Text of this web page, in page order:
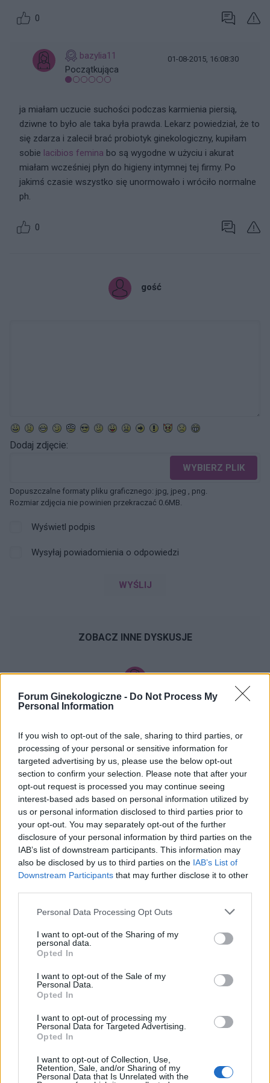
Forum Ginekologiczne - Do Not Process My
Personal Information
If you wish to opt-out of the sale, sharing to third parties, or
processing of your personal or sensitive information for
targeted advertising by us, please use the below opt-out
section to confirm your selection. Please note that after your
opt-out request is processed you may continue seeing
interest-based ads based on personal information utilized by
us or personal information disclosed to third parties prior to
your opt-out. You may separately opt-out of the further
disclosure of your personal information by third parties on the
IAB’s list of downstream participants. This information may
also be disclosed by us to third parties on the IAB’s List of
Downstream Participants that may further disclose it to other
Personal Data Processing Opt Outs
I want to opt-out of the Sharing of my
personal data.
Opted In
I want to opt-out of the Sale of my
Personal Data.
Opted In
I want to opt-out of processing my
Personal Data for Targeted Advertising.
Opted In
I want to opt-out of Collection, Use,
Retention, Sale, and/or Sharing of my
Personal Data that Is Unrelated with the
0
bazylia11
Początkująca
01-08-2015, 16:08:30
ja miałam uczucie suchości podczas karmienia piersią,
dziwne to było ale taka była prawda. Lekarz powiedział, że to
się zdarza i zalecił brać probiotyk ginekologiczny, kupiłam
sobie lacibios femina bo są wygodne w użyciu i akurat
miałam wcześniej płyn do higieny intymnej tej firmy. Po
jakimś czasie wszystko się unormowało i wróciło normalne
ph.
0
gość
Dodaj zdjęcie:
WYBIERZ PLIK
Dopuszczalne formaty pliku graficznego: jpg, jpeg , png.
Rozmiar zdjęcia nie powinien przekraczać 0.6MB.
Wyświetl podpis
Wysyłaj powiadomienia o odpowiedzi
WYŚLIJ
ZOBACZ INNE DYSKUSJE
gość
Brak miesiączki
Jestem po poronieniu i brałam profilaktycznie
doxycycline i w tym samym miesiącu dostalam
zapalenie pęcherza moczowego i brałam też
furaginum i witaminę c , nie dostałam okresu od
10 dni ,ciąża wykluczona beta HCG
przedwczoraj 0,2 a na wizycie u ginekologa
usłyszałam tylko że on nic tu nie widzi i że
endometrium bardzo cieniutkie .moje pytanie
czy okres powinien przyjść w tym miesiącu czy
to coś poważniejszego ?
Forum: Ginekologia - forum dla rodziny i
pacjentki
gość
Obtarcie blon sluzowych pochwy podczas
seksu.Krew poleciala i jest pieczenie podczas
sikania i napuchniete .Jaka masc albo zel
Forum:
gość
Test beta hcg kiedy?